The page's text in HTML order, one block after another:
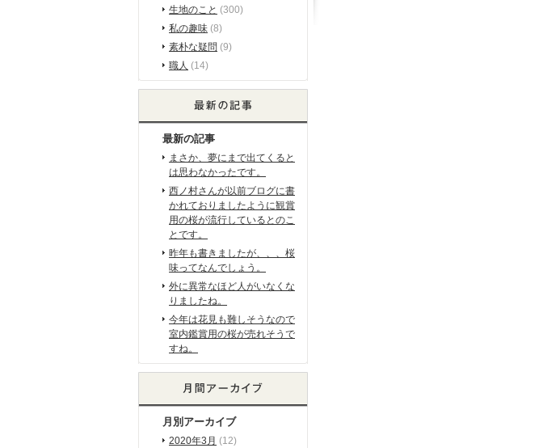
生地のこと (300)
私の趣味 (8)
素朴な疑問 (9)
職人 (14)
最新の記事
まさか、夢にまで出てくると
は思わなかったです。
西ノ村さんが以前ブログに書
かれておりましたように観賞
用の桜が流行しているとのこ
とです。
昨年も書きましたが、、、桜
味ってなんでしょう。
外に異常なほど人がいなくな
りましたね。
今年は花見も難しそうなので
室内鑑賞用の桜が売れそうで
すね。
月別アーカイブ
2020年3月 (12)